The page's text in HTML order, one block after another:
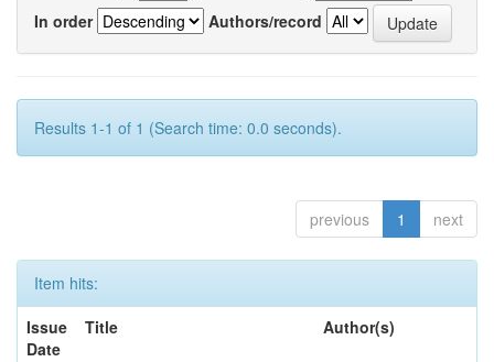
In order
Authors/record
Results 1-1 of 1 (Search time: 0.0 seconds).
previous 1 next
Item hits:
Issue
Date
Title Author(s)